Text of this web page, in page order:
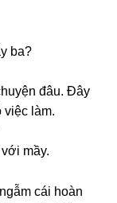
ba?
đâu. Đây
việc làm.
mầy.
cái hoàn